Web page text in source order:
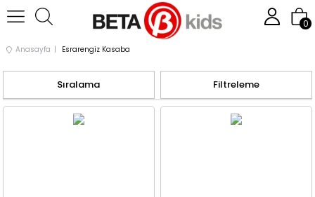
0
Anasayfa Esrarengiz Kasaba
Filtreleme
Sıralama